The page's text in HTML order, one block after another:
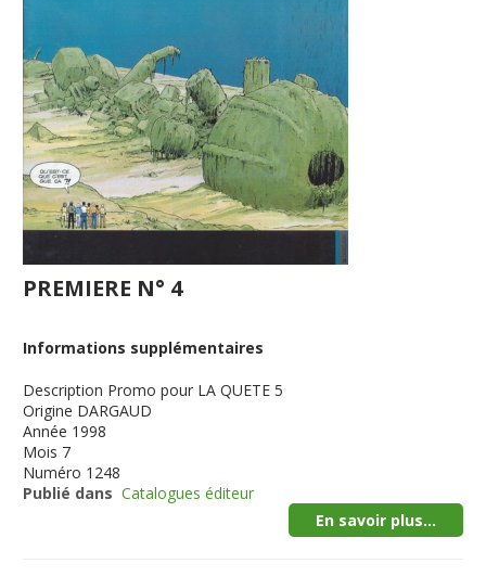
PREMIERE N° 4
Informations supplémentaires
Description Promo pour LA QUETE 5
Origine DARGAUD
Année 1998
Mois 7
Numéro 1248
Publié dans Catalogues éditeur
En savoir plus...